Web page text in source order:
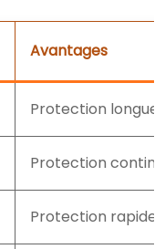
Avantages
Protection longue
Protection
Protection